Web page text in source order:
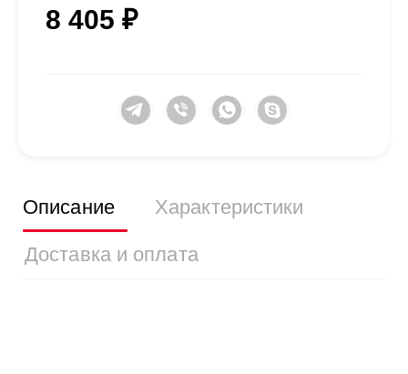
8 405 ₽
Описание Характеристики
Доставка и оплата